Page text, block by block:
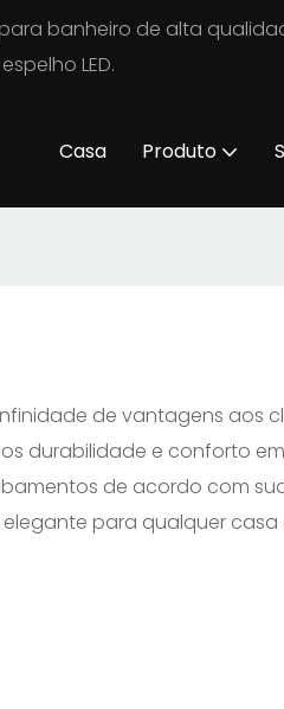
banheiro de alta
LED.
Casa Produto
de vantagens aos
durabilidade e conforto
de acordo com
elegante para qualquer casa